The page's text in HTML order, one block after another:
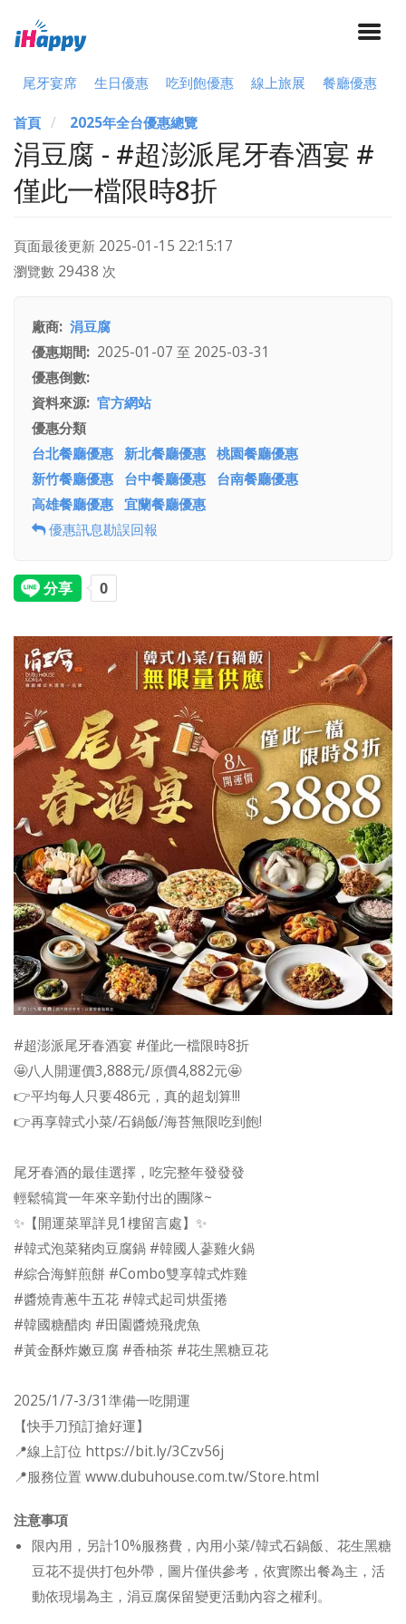
尾牙宴席 生日優惠 吃到飽優惠 線上旅展 餐廳優惠
首頁 2025年全台優惠總覽
涓豆腐 - #超澎派尾牙春酒宴 #
僅此一檔限時8折
頁面最後更新 2025-01-15 22:15:17
瀏覽數 29438 次
廠商 涓豆腐
優惠期間
2025-01-07 至 2025-03-31
優惠倒數
資料來源 官方網站
優惠分類
台北餐廳優惠 新北餐廳優惠 桃園餐廳優惠
新竹餐廳優惠
台中餐廳優惠
台南餐廳優惠
高雄餐廳優惠 宜蘭餐廳優惠
優惠訊息勘誤回報
#超澎派尾牙春酒宴 #僅此一檔限時8折
🤩八人開運價3,888元/原價4,882元🤩
👉平均每人只要486元，真的超划算!!!
👉再享韓式小菜/石鍋飯/海苔無限吃到飽!
尾牙春酒的最佳選擇，吃完整年發發發
輕鬆犒賞一年來辛勤付出的團隊~
✨【開運菜單詳見1樓留言處】✨
#韓式泡菜豬肉豆腐鍋 #韓國人蔘雞火鍋
#綜合海鮮煎餅 #Combo雙享韓式炸雞
#醬燒青蔥牛五花 #韓式起司烘蛋捲
#韓國糖醋肉 #田園醬燒飛虎魚
#黃金酥炸嫩豆腐 #香柚茶 #花生黑糖豆花
2025/1/7-3/31準備一吃開運
【快手刀預訂搶好運】
📍線上訂位 https://bit.ly/3Czv56j
📍服務位置 www.dubuhouse.com.tw/Store.html
注意事項
限內用，另計10%服務費，內用小菜/韓式石鍋飯、花生黑糖
豆花不提供打包外帶，圖片僅供參考，依實際出餐為主，活
動依現場為主，涓豆腐保留變更活動內容之權利。